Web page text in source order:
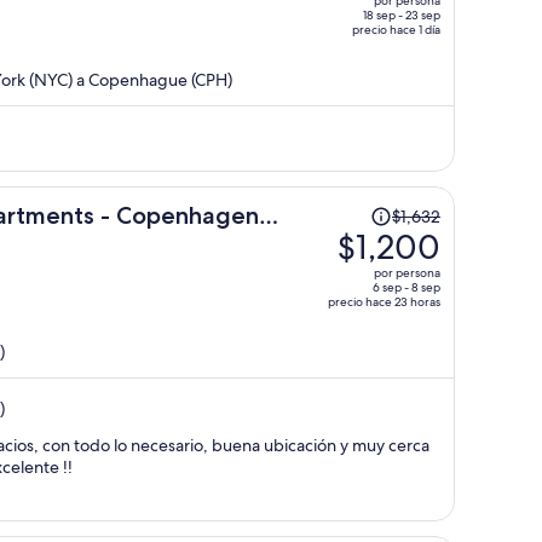
ahora
de
$1,003
por
persona
18 sep - 23 sep
precio hace 1 día
(NYC) a Copenhague (CPH)
- Copenhagen
$1,632
$1,200
$1,632
$1,200
por persona
6 sep - 8 sep
precio hace 23 horas
con todo lo necesario, buena ubicación y muy cerca
excelente !!